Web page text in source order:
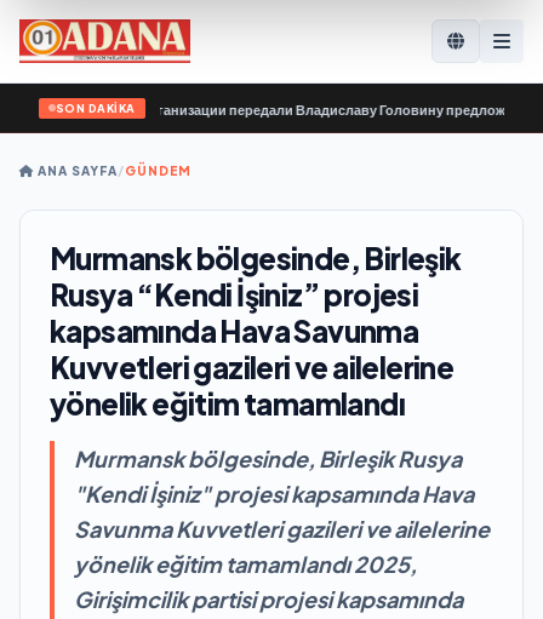
SON DAKİKA
Инклюзивные организации передали Владиславу Головину предложения в
ANA SAYFA/GÜNDEM
Murmansk bölgesinde, Birleşik
Rusya “Kendi İşiniz” projesi
kapsamında Hava Savunma
Kuvvetleri gazileri ve ailelerine
yönelik eğitim tamamlandı
Murmansk bölgesinde, Birleşik Rusya
"Kendi İşiniz" projesi kapsamında Hava
Savunma Kuvvetleri gazileri ve ailelerine
yönelik eğitim tamamlandı 2025,
Girişimcilik partisi projesi kapsamında